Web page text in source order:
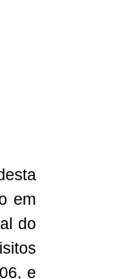
em
do
e